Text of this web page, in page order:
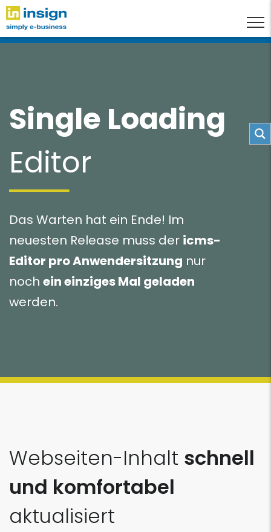
Single Loading
Editor
Das Warten hat ein Ende! Im
neuesten Release muss der icms-
Editor pro Anwendersitzung nur
noch ein einziges Mal geladen
werden.
Webseiten-Inhalt schnell
und komfortabel
aktualisiert